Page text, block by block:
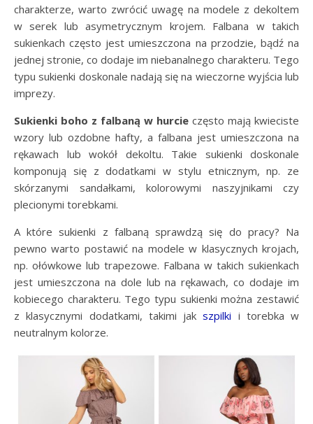
charakterze, warto zwrócić uwagę na modele z dekoltem
w serek lub asymetrycznym krojem. Falbana w takich
sukienkach często jest umieszczona na przodzie, bądź na
jednej stronie, co dodaje im niebanalnego charakteru. Tego
typu sukienki doskonale nadają się na wieczorne wyjścia lub
imprezy.
Sukienki boho z falbaną w hurcie często mają kwieciste
wzory lub ozdobne hafty, a falbana jest umieszczona na
rękawach lub wokół dekoltu. Takie sukienki doskonale
komponują się z dodatkami w stylu etnicznym, np. ze
skórzanymi sandałkami, kolorowymi naszyjnikami czy
plecionymi torebkami.
A które sukienki z falbaną sprawdzą się do pracy? Na
pewno warto postawić na modele w klasycznych krojach,
np. ołówkowe lub trapezowe. Falbana w takich sukienkach
jest umieszczona na dole lub na rękawach, co dodaje im
kobiecego charakteru. Tego typu sukienki można zestawić
z klasycznymi dodatkami, takimi jakszpilki i torebka w
neutralnym kolorze.